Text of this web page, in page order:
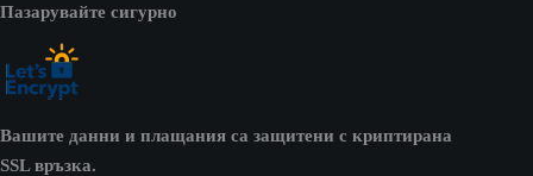
Пазарувайте сигурно
Вашите данни и плащания са защитени с криптирана
SSL връзка.